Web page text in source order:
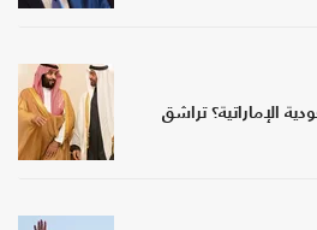
الإماراتية؟ تراشق